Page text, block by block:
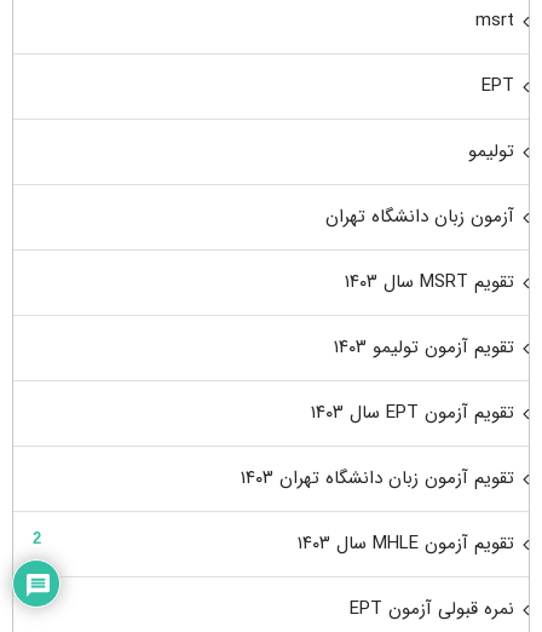
msrt
EPT
تولیمو
آزمون زبان دانشگاه تهران
تقویم MSRT سال ۱۴۰۳
تقویم آزمون تولیمو ۱۴۰۳
تقویم آزمون EPT سال ۱۴۰۳
تقویم آزمون زبان دانشگاه تهران ۱۴۰۳
تقویم آزمون MHLE سال ۱۴۰۳
نمره قبولی آزمون EPT
2